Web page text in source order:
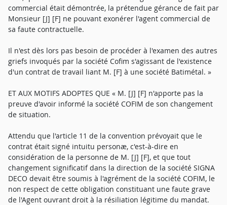
commercial était démontrée, la prétendue gérance de fait par
Monsieur [J] [F] ne pouvant exonérer l'agent commercial de
sa faute contractuelle.
Il n'est dès lors pas besoin de procéder à l'examen des autres
griefs invoqués par la société Cofim s'agissant de l'existence
d'un contrat de travail liant M. [F] à une société Batimétal. »
ET AUX MOTIFS ADOPTES QUE « M. [J] [F] n'apporte pas la
preuve d'avoir informé la société COFIM de son changement
de situation.
Attendu que l'article 11 de la convention prévoyait que le
contrat était signé intuitu personæ, c'est-à-dire en
considération de la personne de M. [J] [F], et que tout
changement significatif dans la direction de la société SIGNA
DECO devait être soumis à l'agrément de la société COFIM, le
non respect de cette obligation constituant une faute grave
de l'Agent ouvrant droit à la résiliation légitime du mandat.